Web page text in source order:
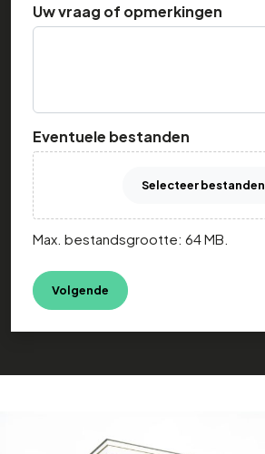
Uw vraag of opmerkingen
Eventuele bestanden
Selecteer bestanden
Max. bestandsgrootte: 64 MB.